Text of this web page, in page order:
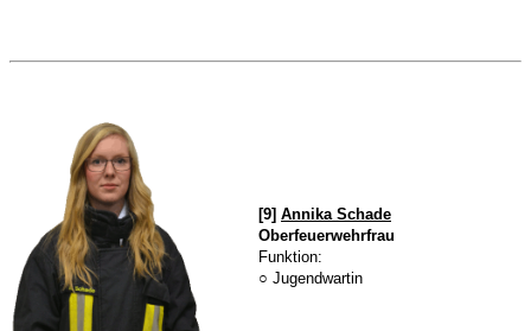
[9] Annika Schade
Oberfeuerwehrfrau
Funktion:
○ Jugendwartin